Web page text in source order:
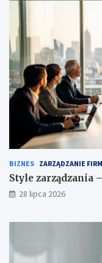
BIZNES ZARZĄDZANIE
Style zarządzania
28 lipca 2026